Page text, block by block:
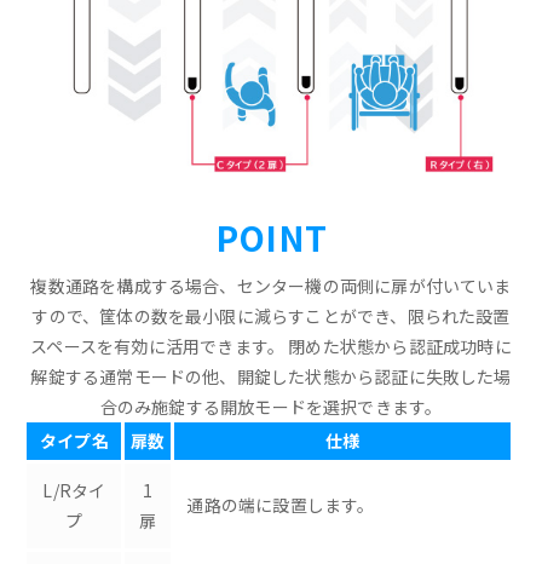
POINT
複数通路を構成する場合、センター機の両側に扉が付いていま
すので、筐体の数を最小限に減らすことができ、限られた設置
スペースを有効に活用できます。 閉めた状態から認証成功時に
解錠する通常モードの他、開錠した状態から認証に失敗した場
合のみ施錠する開放モードを選択できます。
タイプ名
扉数 仕様
L/Rタイ
プ
1
扉
通路の端に設置します。